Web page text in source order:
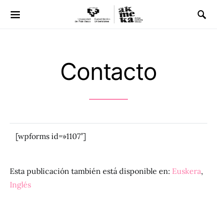
Contacto
[wpforms id=»1107″]
Esta publicación también está disponible en: Euskera
Inglés